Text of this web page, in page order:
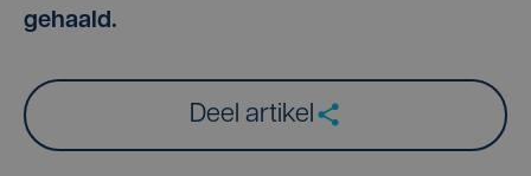
gehaald.
Deel artikel